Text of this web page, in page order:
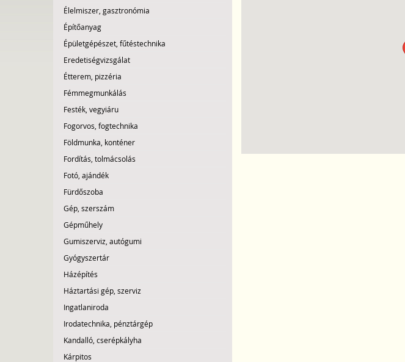
Élelmiszer, gasztronómia
Építőanyag
Épületgépészet, fűtéstechnika
Eredetiségvizsgálat
Étterem, pizzéria
Fémmegmunkálás
Festék, vegyiáru
Fogorvos, fogtechnika
Földmunka, konténer
Fordítás, tolmácsolás
Fotó, ajándék
Fürdőszoba
Gép, szerszám
Gépműhely
Gumiszerviz, autógumi
Gyógyszertár
Házépítés
Háztartási gép, szerviz
Ingatlaniroda
Irodatechnika, pénztárgép
Kandalló, cserépkályha
Kárpitos